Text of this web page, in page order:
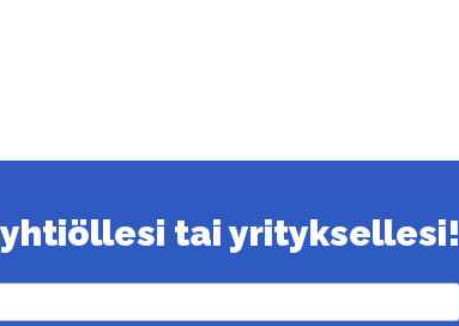
tai yrityksellesi!